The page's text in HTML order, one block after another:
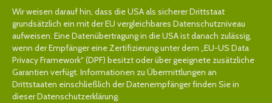
Wir weisen darauf hin, dass die USA als sicherer Drittstaat
grundsätzlich ein mit der EU vergleichbares Datenschutzniveau
aufweisen. Eine Datenübertragung in die USA ist danach zulässig,
wenn der Empfänger eine Zertifizierung unter dem „EU-US Data
Privacy Framework“ (DPF) besitzt oder über geeignete zusätzliche
Garantien verfügt. Informationen zu Übermittlungen an
Drittstaaten einschließlich der Datenempfänger finden Sie in
dieser Datenschutzerklärung.